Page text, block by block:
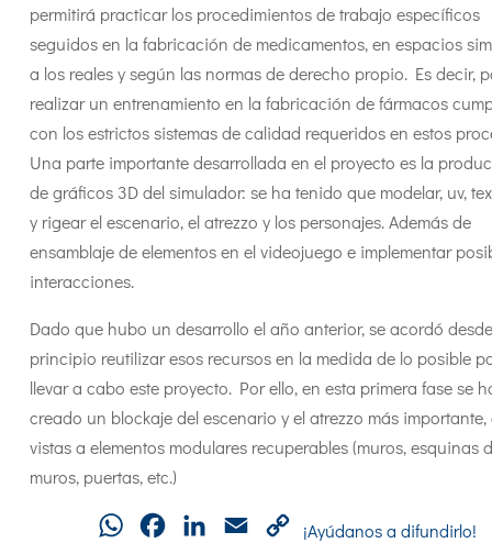
permitirá practicar los procedimientos de trabajo específicos
seguidos en la fabricación de medicamentos, en espacios
a los reales y según las normas de derecho propio. Es decir,
realizar un entrenamiento en la fabricación de fármacos
con los estrictos sistemas de calidad requeridos en estos
Una parte importante desarrollada en el proyecto es la
de gráficos 3D del simulador: se ha tenido que modelar, uv,
y rigear el escenario, el atrezzo y los personajes. Además de
ensamblaje de elementos en el videojuego e implementar
interacciones.
Dado que hubo un desarrollo el año anterior, se acordó
principio reutilizar esos recursos en la medida de lo posible
llevar a cabo este proyecto. Por ello, en esta primera fase se
creado un blockaje del escenario y el atrezzo más
vistas a elementos modulares recuperables (muros, esquinas
muros, puertas, etc.)
WhatsAppFacebookLinkedInEmail
Copy
¡Ayúdanos a difundirlo!